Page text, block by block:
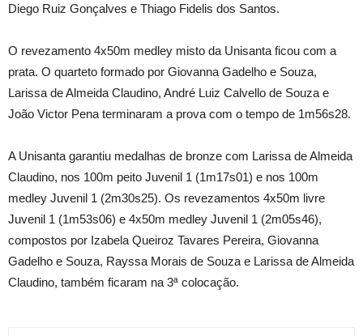
Diego Ruiz Gonçalves e Thiago Fidelis dos Santos.
O revezamento 4x50m medley misto da Unisanta ficou com a
prata. O quarteto formado por Giovanna Gadelho e Souza,
Larissa de Almeida Claudino, André Luiz Calvello de Souza e
João Victor Pena terminaram a prova com o tempo de 1m56s28.
A Unisanta garantiu medalhas de bronze com Larissa de Almeida
Claudino, nos 100m peito Juvenil 1 (1m17s01) e nos 100m
medley Juvenil 1 (2m30s25). Os revezamentos 4x50m livre
Juvenil 1 (1m53s06) e 4x50m medley Juvenil 1 (2m05s46),
compostos por Izabela Queiroz Tavares Pereira, Giovanna
Gadelho e Souza, Rayssa Morais de Souza e Larissa de Almeida
Claudino, também ficaram na 3ª colocação.